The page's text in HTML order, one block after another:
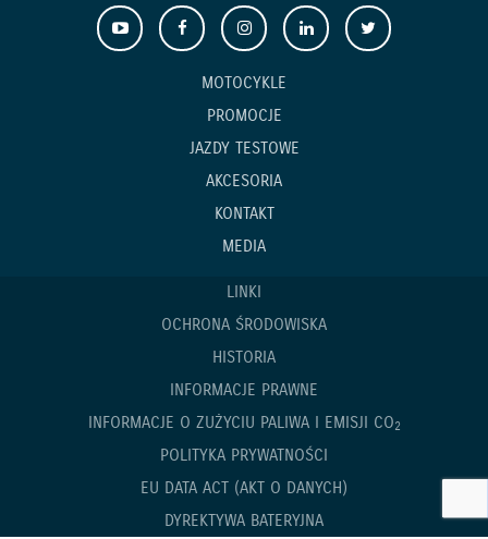
MOTOCYKLE
PROMOCJE
JAZDY TESTOWE
AKCESORIA
KONTAKT
MEDIA
LINKI
OCHRONA ŚRODOWISKA
HISTORIA
INFORMACJE PRAWNE
INFORMACJE O ZUŻYCIU PALIWA I EMISJI CO2
POLITYKA PRYWATNOŚCI
EU DATA ACT (AKT O DANYCH)
DYREKTYWA BATERYJNA